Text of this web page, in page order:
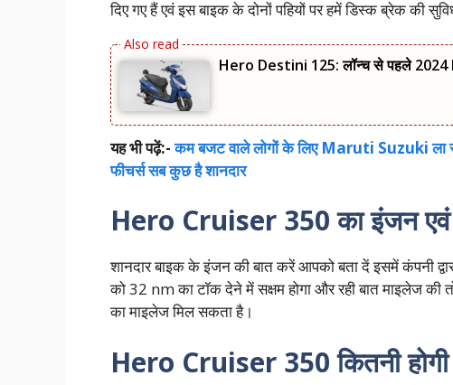
दिए गए हैं एवं इस बाइक के दोनों पहियों पर हमें डिस्क ब्रेक की
Hero Destini 125: लॉन्‍च से पहले
यह भी पढ़ें:-कम बजट वाले लोगों के लिए Maruti Suzuki ला
फीचर्स सब कुछ है शानदार
Hero Cruiser 350 का इंजन
शानदार बाइक के इंजन की बात करें आपको बता दें इसमें कंपनी
को 32 nm का टॉक देने में सक्षम होगा और रही बात माइलेज की
का माइलेज मिल सकता है।
Hero Cruiser 350 कितनी